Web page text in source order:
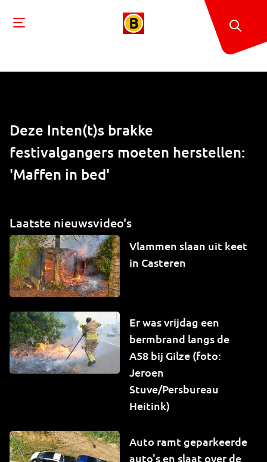
Deze Inten(t)s brakke
festivalgangers moeten herstellen:
'Maffen in bed'
Laatste nieuwsvideo's
Vlammen slaan uit keet
in Casteren
Er was vrijdag een
bermbrand langs de
A58 bij Gilze (foto:
Jeroen
Stuve/Persbureau
Heitink)
Auto ramt geparkeerde
auto's en slaat over de